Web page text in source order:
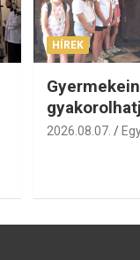
HÍREK
2026.08.07.